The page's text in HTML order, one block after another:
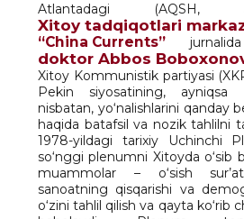
Atlantadagi (AQSH,
Xitoy tadqiqotlari
“China Currents”
doktor Abbos
Xitoy Kommunistik partiyasi
Pekin siyosatining, ayniqsa
nisbatan, yo‘nalishlarini qanday
haqida batafsil va nozik tahlilni
1978-yildagi tarixiy Uchinchi
so‘nggi plenumni Xitoyda o‘sib
muammolar – o‘sish
sanoatning qisqarishi va
o‘zini tahlil qilish va qayta ko‘rib